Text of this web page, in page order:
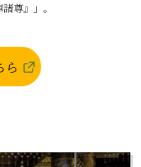
尊』」。
ら